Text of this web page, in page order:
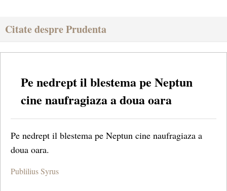
Citate despre Prudenta
Pe nedrept il blestema pe Neptun
cine naufragiaza a doua oara
Pe nedrept il blestema pe Neptun cine naufragiaza a
doua oara.
Publilius Syrus